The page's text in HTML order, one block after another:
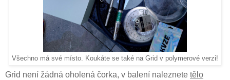
Všechno má své místo. Koukáte se také na Grid v polymerové verzi!
Grid není žádná oholená čorka, v balení naleznete tělo